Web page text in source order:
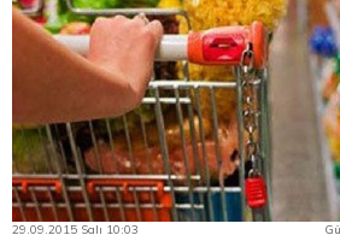
29.09.2015 Salı 10:03